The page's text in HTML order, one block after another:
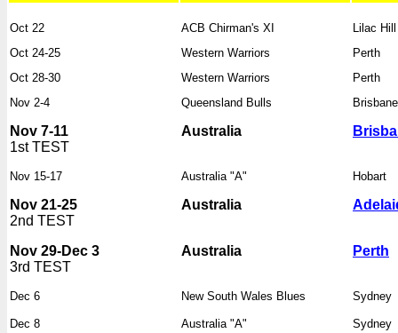
Oct 22
Oct 24-25
Oct 28-30
Nov 2-4
Nov 7-11
1st TEST
Nov 15-17
Nov 21-25
2nd TEST
Nov 29-Dec 3
3rd TEST
Dec 6
Dec 8
ACB Chirman's XI
Western Warriors
Western Warriors
Queensland Bulls
Australia
Australia "A"
Australia
Australia
New South Wales Blues
Australia "A"
Lilac Hill
Perth
Perth
Hobart
Perth
Sydney
Sydney